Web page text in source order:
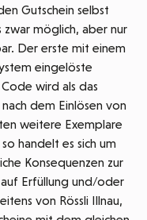
Gutschein selbst
zwar möglich, aber nur
Der erste mit einem
eingelöste
wird als das
dem Einlösen von
weitere Exemplare
handelt es sich um
Konsequenzen zur
auf Erfüllung und/oder
von Rössli Illnau,